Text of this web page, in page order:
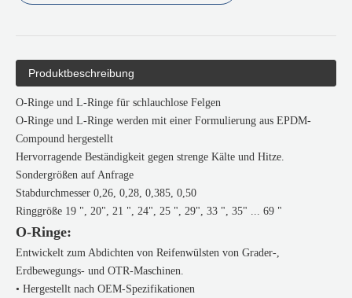
Produktbeschreibung
O-Ringe und L-Ringe für schlauchlose Felgen
O-Ringe und L-Ringe werden mit einer Formulierung aus EPDM-
Compound hergestellt
Hervorragende Beständigkeit gegen strenge Kälte und Hitze.
Sondergrößen auf Anfrage
Stabdurchmesser 0,26, 0,28, 0,385, 0,50
Ringgröße 19 ", 20", 21 ", 24", 25 ", 29", 33 ", 35" ... 69 "
O-Ringe:
Entwickelt zum Abdichten von Reifenwülsten von Grader-,
Erdbewegungs- und OTR-Maschinen.
• Hergestellt nach OEM-Spezifikationen